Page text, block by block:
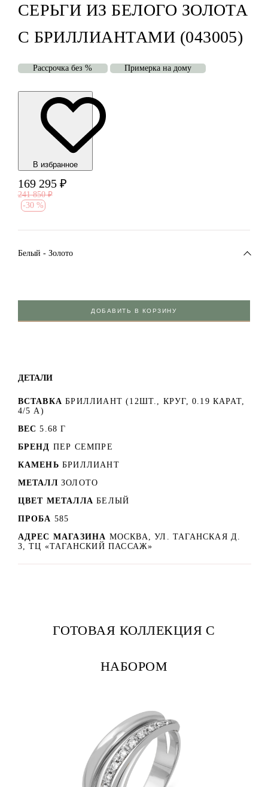
СЕРЬГИ ИЗ БЕЛОГО ЗОЛОТА
С БРИЛЛИАНТАМИ (043005)
Рассрочка без % Примерка на дому
В избранноe
169 295 ₽
241 850 ₽
-30 %
Белый - Золото
ДОБАВИТЬ В КОРЗИНУ
ДЕТАЛИ
ВСТАВКА БРИЛЛИАНТ (12ШТ., КРУГ, 0.19 КАРАТ,
4/5 А)
ВЕС 5.68 Г
БРЕНД ПЕР СЕМПРЕ
КАМЕНЬ БРИЛЛИАНТ
МЕТАЛЛ ЗОЛОТО
ЦВЕТ МЕТАЛЛА БЕЛЫЙ
ПРОБА 585
АДРЕС МАГАЗИНА МОСКВА, УЛ. ТАГАНСКАЯ Д.
3, ТЦ «ТАГАНСКИЙ ПАССАЖ»
ГОТОВАЯ КОЛЛЕКЦИЯ С
НАБОРОМ